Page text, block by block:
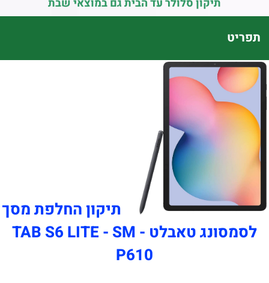
תיקון סלולר עד הבית גם במוצאי שבת
תפריט
תיקון החלפת מסך
לסמסונג טאבלט TAB S6 LITE - SM -
P610